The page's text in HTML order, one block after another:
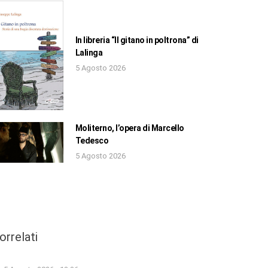
In libreria “Il gitano in poltrona” di
Lalinga
5 Agosto 2026
Moliterno, l’opera di Marcello
Tedesco
5 Agosto 2026